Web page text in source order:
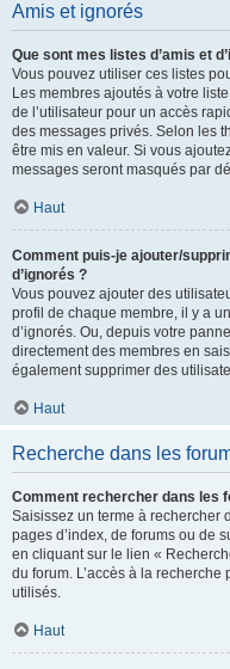
Amis et ignorés
Que sont mes listes d’amis et
Vous pouvez utiliser ces listes
Les membres ajoutés à votre
de l’utilisateur pour un accès
des messages privés. Selon les
être mis en valeur. Si vous
messages seront masqués par
Haut
Comment puis-je ajouter/
d’ignorés ?
Vous pouvez ajouter des
profil de chaque membre, il y a
d’ignorés. Ou, depuis votre
directement des membres en
également supprimer des
Haut
Recherche dans les
Comment rechercher dans les
Saisissez un terme à rechercher
pages d’index, de forums ou de
en cliquant sur le lien «
du forum. L’accès à la
utilisés.
Haut